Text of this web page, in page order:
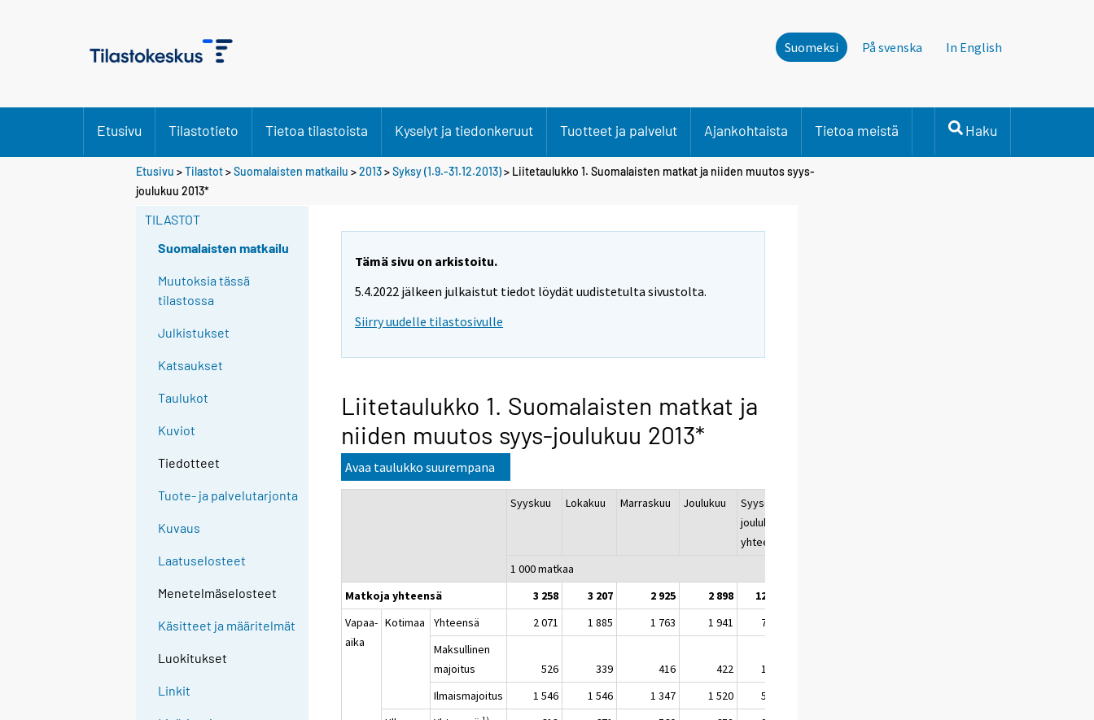
Suomeksi På svenska In English
Etusivu Tilastotieto Tietoa tilastoista Kyselyt ja tiedonkeruut Tuotteet ja palvelut Ajankohtaista Tietoa meistä Haku
Etusivu >Tilastot>Suomalaisten matkailu >2013>Syksy (1.9.-31.12.2013)> Liitetaulukko 1. Suomalaisten matkat ja niiden muutos syys-
joulukuu 2013*
TILASTOT
Suomalaisten matkailu
Muutoksia tässä
tilastossa
Julkistukset
Katsaukset
Taulukot
Kuviot
Tiedotteet
Tuote- ja palvelutarjonta
Kuvaus
Laatuselosteet
Menetelmäselosteet
Käsitteet ja määritelmät
Luokitukset
Linkit
Tämä sivu on arkistoitu.
5.4.2022 jälkeen julkaistut tiedot löydät uudistetulta sivustolta.
Siirry uudelle tilastosivulle
Liitetaulukko 1. Suomalaisten matkat ja
niiden muutos syys-joulukuu 2013*
Avaa taulukko suurempana
Syyskuu Lokakuu Marraskuu Joulukuu
Syys-
joulukuu
yhteensä
1 000 matkaa
Matkoja yhteensä
3 258 3 207 2 925 2 898 12 288
Vapaa-
aika
Kotimaa Yhteensä 2 071 1 885 1 763 1 941 7 661
Maksullinen
majoitus
526 339 416 422 1 703
Ilmaismajoitus
1 546 1 546 1 347 1 520 5 958